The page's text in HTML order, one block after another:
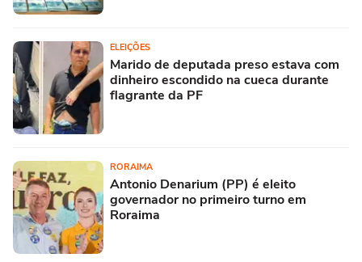
ELEIÇÕES
Marido de deputada preso estava com
dinheiro escondido na cueca durante
flagrante da PF
RORAIMA
Antonio Denarium (PP) é eleito
governador no primeiro turno em
Roraima